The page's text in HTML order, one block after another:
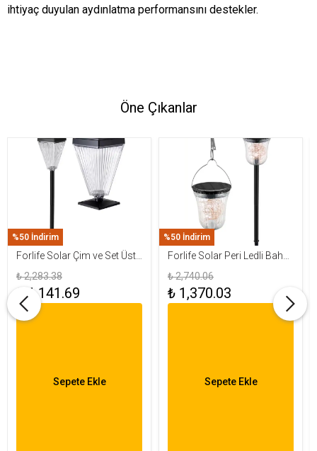
ihtiyaç duyulan aydınlatma performansını destekler.
Öne Çıkanlar
%50 İndirim
Forlife Solar Çim ve Set Üstü
Armatür 15W FL-3283
₺ 2,283.38
₺ 1,141.69
Sepete Ekle
%50 İndirim
Forlife Solar Peri Ledli Bahçe
Aydınlatma Armatürü FL-
3284
₺ 2,740.06
₺ 1,370.03
Sepete Ekle